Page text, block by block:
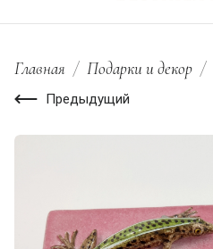
Главная / Подарки и декор /
Предыдущий